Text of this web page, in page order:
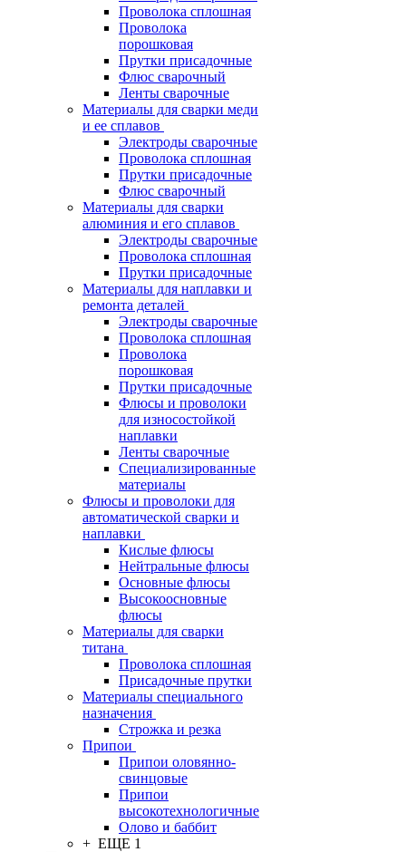
Проволока сплошная
Проволока
порошковая
Прутки присадочные
Флюс сварочный
Ленты сварочные
Материалы для сварки меди
и ее сплавов
Электроды сварочные
Проволока сплошная
Прутки присадочные
Флюс сварочный
Материалы для сварки
алюминия и его сплавов
Электроды сварочные
Проволока сплошная
Прутки присадочные
Материалы для наплавки и
ремонта деталей
Электроды сварочные
Проволока сплошная
Проволока
порошковая
Прутки присадочные
Флюсы и проволоки
для износостойкой
наплавки
Ленты сварочные
Специализированные
материалы
Флюсы и проволоки для
автоматической сварки и
наплавки
Кислые флюсы
Нейтральные флюсы
Основные флюсы
Высокоосновные
флюсы
Материалы для сварки
титана
Проволока сплошная
Присадочные прутки
Материалы специального
назначения
Строжка и резка
Припои
Припои оловянно-
свинцовые
Припои
высокотехнологичные
Олово и баббит
+ ЕЩЕ 1